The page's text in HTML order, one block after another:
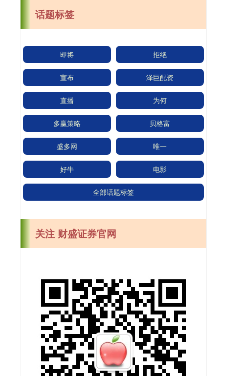
话题标签
即将 拒绝
宣布 泽巨配资
直播 为何
多赢策略 贝格富
盛多网 唯一
好牛 电影
全部话题标签
关注 财盛证券官网